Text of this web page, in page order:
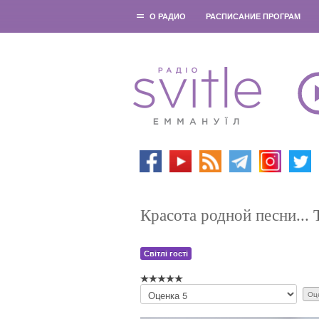
О РАДИО РАСПИСАНИЕ ПРОГРАМ
Красота родной песни...
Світлі гості
П
о
ж